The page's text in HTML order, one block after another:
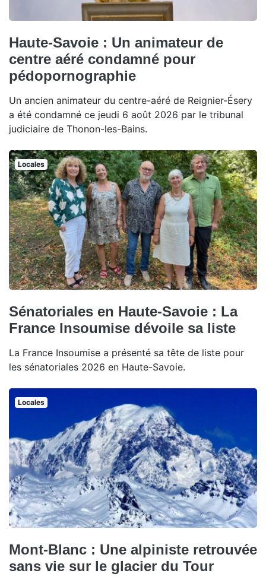
Haute-Savoie : Un animateur de
centre aéré condamné pour
pédopornographie
Un ancien animateur du centre-aéré de Reignier-Ésery
a été condamné ce jeudi 6 août 2026 par le tribunal
judiciaire de Thonon-les-Bains.
Locales
Sénatoriales en Haute-Savoie : La
France Insoumise dévoile sa liste
La France Insoumise a présenté sa tête de liste pour
les sénatoriales 2026 en Haute-Savoie.
Locales
Mont-Blanc : Une alpiniste retrouvée
sans vie sur le glacier du Tour